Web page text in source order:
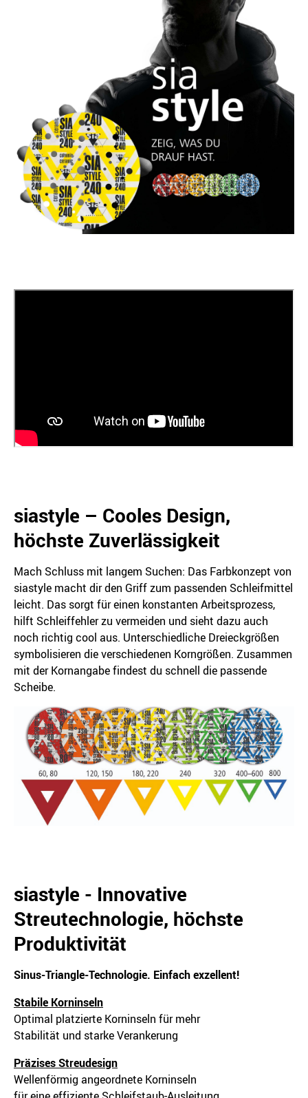
siastyle – Cooles Design,
höchste Zuverlässigkeit
Mach Schluss mit langem Suchen: Das Farbkonzept von
siastyle macht dir den Griff zum passenden Schleifmittel
leicht. Das sorgt für einen konstanten Arbeitsprozess,
hilft Schleiffehler zu vermeiden und sieht dazu auch
noch richtig cool aus. Unterschiedliche Dreieckgrößen
symbolisieren die verschiedenen Korngrößen. Zusammen
mit der Kornangabe findest du schnell die passende
Scheibe.
siastyle - Innovative
Streutechnologie, höchste
Produktivität
Sinus-Triangle-Technologie. Einfach exzellent!
Stabile Korninseln
Optimal platzierte Korninseln für mehr
Stabilität und starke Verankerung
Präzises Streudesign
Wellenförmig angeordnete Korninseln